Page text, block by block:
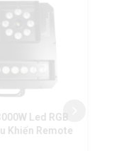
Led RGB
Khiển Remote